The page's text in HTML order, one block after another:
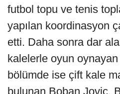
futbol topu ve tenis
yapılan koordinasyon
etti. Daha sonra dar
kalelerle oyun
bölümde ise çift kale
bulunan Boban Jovic,